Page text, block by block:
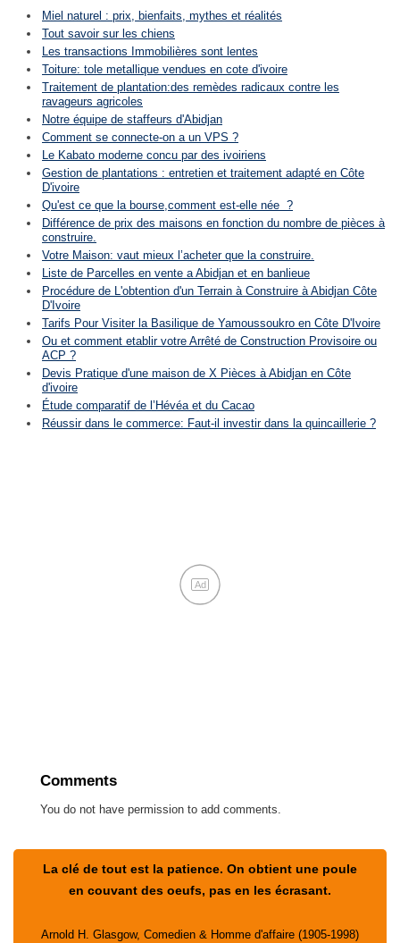
Miel naturel : prix, bienfaits, mythes et réalités
Tout savoir sur les chiens
Les transactions Immobilières sont lentes
Toiture: tole metallique vendues en cote d'ivoire
Traitement de plantation:des remèdes radicaux contre les
ravageurs agricoles
Notre équipe de staffeurs d'Abidjan
Comment se connecte-on a un VPS ?
Le Kabato moderne concu par des ivoiriens
Gestion de plantations : entretien et traitement adapté en Côte
D'ivoire
Qu'est ce que la bourse,comment est-elle née ?
Différence de prix des maisons en fonction du nombre de pièces à
construire.
Votre Maison: vaut mieux l’acheter que la construire.
Liste de Parcelles en vente a Abidjan et en banlieue
Procédure de L'obtention d'un Terrain à Construire à Abidjan Côte
D'Ivoire
Tarifs Pour Visiter la Basilique de Yamoussoukro en Côte D'Ivoire
Ou et comment etablir votre Arrêté de Construction Provisoire ou
ACP ?
Devis Pratique d'une maison de X Pièces à Abidjan en Côte
d'ivoire
Étude comparatif de l’Hévéa et du Cacao
Réussir dans le commerce: Faut-il investir dans la quincaillerie ?
Ad
Comments
You do not have permission to add comments.
La clé de tout est la patience. On obtient une poule
en couvant des oeufs, pas en les écrasant.
Arnold H. Glasgow, Comedien & Homme d'affaire (1905-1998)